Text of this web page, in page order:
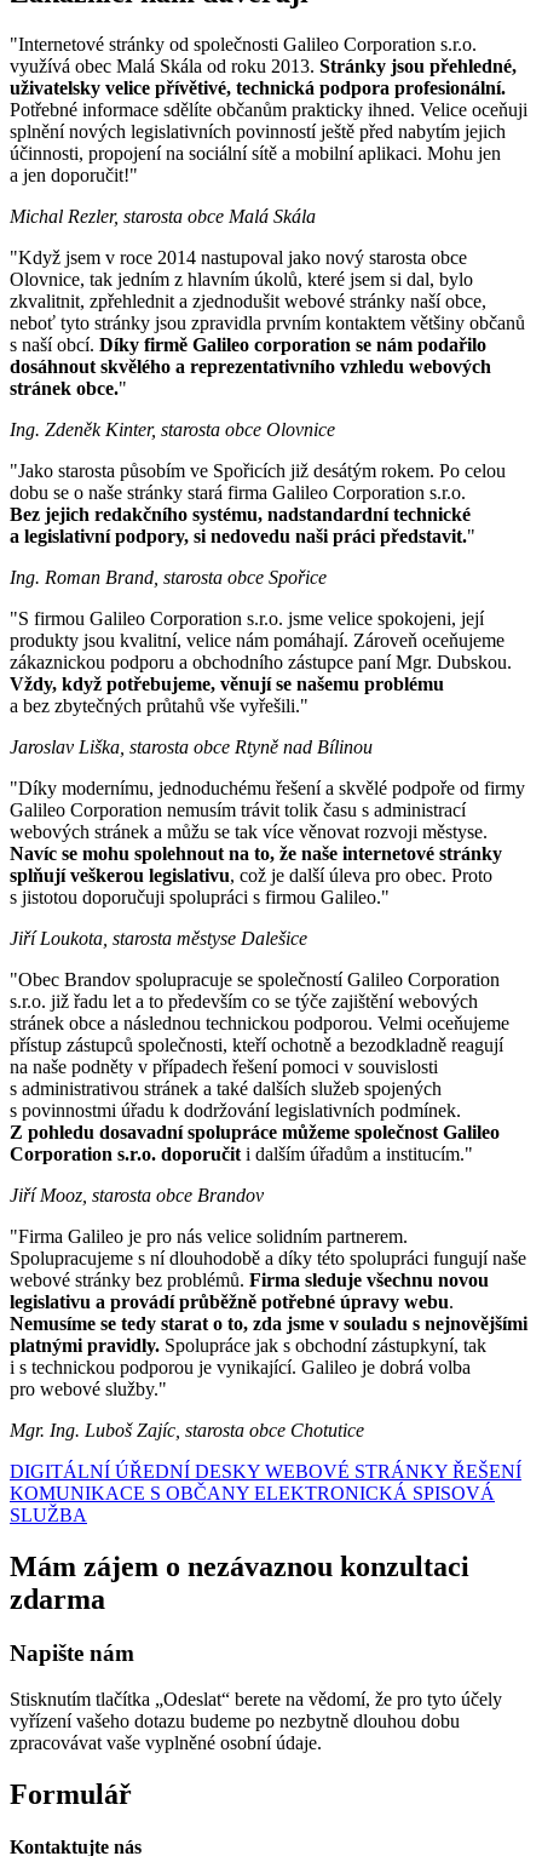
"Internetové stránky od společnosti Galileo Corporation s.r.o.
využívá obec Malá Skála od roku 2013. Stránky jsou přehledné,
uživatelsky velice přívětivé, technická podpora profesionální.
Potřebné informace sdělíte občanům prakticky ihned. Velice oceňuji
splnění nových legislativních povinností ještě před nabytím jejich
účinnosti, propojení na sociální sítě a mobilní aplikaci. Mohu jen
a jen doporučit!"
Michal Rezler, starosta obce Malá Skála
"Když jsem v roce 2014 nastupoval jako nový starosta obce
Olovnice, tak jedním z hlavním úkolů, které jsem si dal, bylo
zkvalitnit, zpřehlednit a zjednodušit webové stránky naší obce,
neboť tyto stránky jsou zpravidla prvním kontaktem většiny občanů
s naší obcí. Díky firmě Galileo corporation se nám podařilo
dosáhnout skvělého a reprezentativního vzhledu webových
stránek obce."
Ing. Zdeněk Kinter, starosta obce Olovnice
"Jako starosta působím ve Spořicích již desátým rokem. Po celou
dobu se o naše stránky stará firma Galileo Corporation s.r.o.
Bez jejich redakčního systému, nadstandardní technické
a legislativní podpory, si nedovedu naši práci představit."
Ing. Roman Brand, starosta obce Spořice
"S firmou Galileo Corporation s.r.o. jsme velice spokojeni, její
produkty jsou kvalitní, velice nám pomáhají. Zároveň oceňujeme
zákaznickou podporu a obchodního zástupce paní Mgr. Dubskou.
Vždy, když potřebujeme, věnují se našemu problému
a bez zbytečných průtahů vše vyřešili."
Jaroslav Liška, starosta obce Rtyně nad Bílinou
"Díky modernímu, jednoduchému řešení a skvělé podpoře od firmy
Galileo Corporation nemusím trávit tolik času s administrací
webových stránek a můžu se tak více věnovat rozvoji městyse.
Navíc se mohu spolehnout na to, že naše internetové stránky
splňují veškerou legislativu, což je další úleva pro obec. Proto
s jistotou doporučuji spolupráci s firmou Galileo."
Jiří Loukota, starosta městyse Dalešice
"Obec Brandov spolupracuje se společností Galileo Corporation
s.r.o. již řadu let a to především co se týče zajištění webových
stránek obce a následnou technickou podporou. Velmi oceňujeme
přístup zástupců společnosti, kteří ochotně a bezodkladně reagují
na naše podněty v případech řešení pomoci v souvislosti
s administrativou stránek a také dalších služeb spojených
s povinnostmi úřadu k dodržování legislativních podmínek.
Z pohledu dosavadní spolupráce můžeme společnost Galileo
Corporation s.r.o. doporučit i dalším úřadům a institucím."
Jiří Mooz, starosta obce Brandov
"Firma Galileo je pro nás velice solidním partnerem.
Spolupracujeme s ní dlouhodobě a díky této spolupráci fungují naše
webové stránky bez problémů. Firma sleduje všechnu novou
legislativu a provádí průběžně potřebné úpravy webu.
Nemusíme se tedy starat o to, zda jsme v souladu s nejnovějšími
platnými pravidly. Spolupráce jak s obchodní zástupkyní, tak
i s technickou podporou je vynikající. Galileo je dobrá volba
pro webové služby."
Mgr. Ing. Luboš Zajíc, starosta obce Chotutice
DIGITÁLNÍ ÚŘEDNÍ DESKY WEBOVÉ STRÁNKY ŘEŠENÍ
KOMUNIKACE S OBČANY ELEKTRONICKÁ SPISOVÁ
SLUŽBA
Mám zájem o nezávaznou konzultaci
zdarma
Napište nám
Stisknutím tlačítka „Odeslat“ berete na vědomí, že pro tyto účely
vyřízení vašeho dotazu budeme po nezbytně dlouhou dobu
zpracovávat vaše vyplněné osobní údaje.
Formulář
Kontaktujte nás